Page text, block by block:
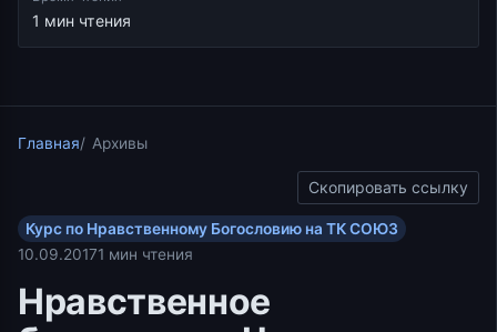
1 мин чтения
Главная Архивы
Скопировать ссылку
Курс по Нравственному Богословию на ТК СОЮЗ
10.09.20171 мин чтения
Нравственное